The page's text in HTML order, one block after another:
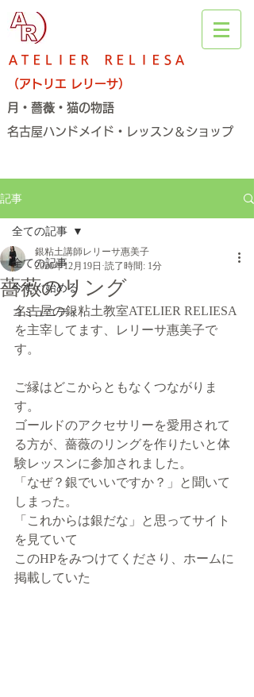
ＡＴＥＬＩＥＲ ＲＥＬＩＥＳＡ
（アトリエ レリーサ）
月・薔薇・猫の物語
名古屋ハンドメイド・レッスン＆ショップ​
記事
全ての記事
今すぐ始める
コミュニティ
全ての記事
薔薇のリング
銀粘土講師レリーサ惠美子
2020年12月19日 読了時間: 1分
名古屋の銀粘土教室ATELIER RELIESA
を主宰してます、レリーサ惠美子で
す。
ご縁はどこからともなくつながりま
す。
ゴールドのアクセサリーを愛用されて
る方が、薔薇のリングを作りたいと体
験レッスンに参加されました。
「なぜ？銀でいいですか？」と聞いて
しまった。
「これからは銀だな」と思ってサイト
を見ていて
このHPをみつけてくださり、ホームに
掲載していた